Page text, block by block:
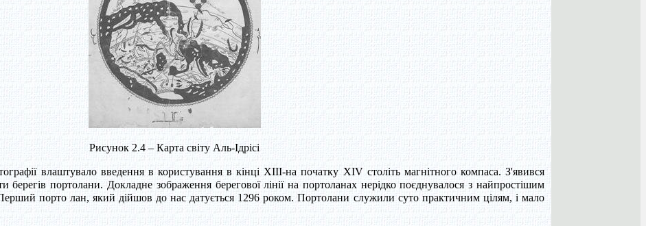
Рисунок 2.4 – Карта світу Аль-Ідрісі
влаштувало введення в користування в кінці XIII-на початку XIV століть магнітного компаса. З'явився
берегів портолани. Докладне зображення берегової лінії на портоланах нерідко поєднувалося з найпростішим
порто лан, який дійшов до нас датується 1296 роком. Портолани служили суто практичним цілям, і мало